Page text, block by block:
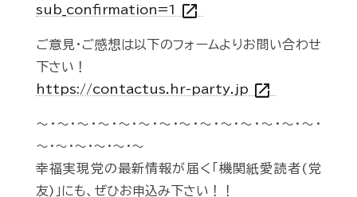
sub_confirmation=1 open_in_new
ご意見・ご感想は以下のフォームよりお問い合わせ
下さい！
https://contactus.hr-party.jp open_in_new
～・～・～・～・～・～・～・～・～・～・～・～・～・～・
～・～・～・～・～・～
幸福実現党の最新情報が届く「機関紙愛読者(党
友)」にも、ぜひお申込み下さい！！